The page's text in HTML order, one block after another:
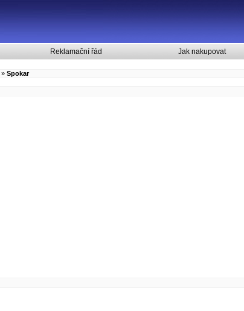
Reklamační řád Jak nakupovat
» Spokar